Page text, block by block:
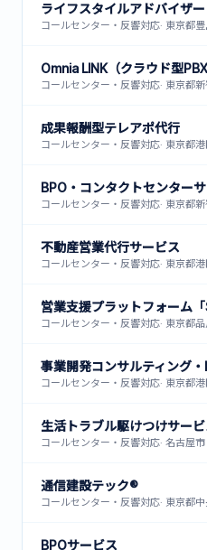
ライフスタイルアドバイザー
コールセンター・反響対応· 東京都
Omnia LINK（クラウド型PBX
コールセンター・反響対応· 東京都
成果報酬型テレアポ代行
コールセンター・反響対応· 東京都
BPO・コンタクトセンター
コールセンター・反響対応· 東京都
不動産営業代行サービス
コールセンター・反響対応· 東京都
営業支援プラットフォーム
コールセンター・反響対応· 東京都
事業開発コンサルティング
コールセンター・反響対応· 東京都
生活トラブル駆けつけサービ
コールセンター・反響対応· 名古屋市
通信建設テック®
コールセンター・反響対応· 東京都
BPOサービス